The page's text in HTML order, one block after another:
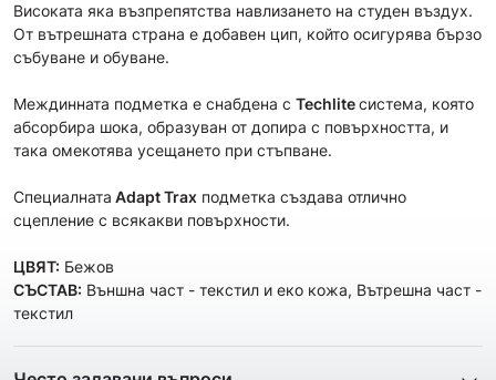
Високата яка възпрепятства навлизането на студен въздух.
От вътрешната страна е добавен цип, който осигурява бързо
събуване и обуване.
Междинната подметка е снабдена с Techliteсистема, която
абсорбира шока, образуван от допира с повърхността, и
така омекотява усещането при стъпване.
Специалната Adapt Trax подметка създава отлично
сцепление с всякакви повърхности.
ЦВЯТ: Бежов
СЪСТАВ: Външна част - текстил и еко кожа, Вътрешна част -
текстил